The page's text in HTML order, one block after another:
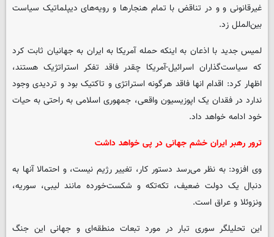
غیرقانونی و و در تناقض با تمام هنجارها و رویه‌های دیپلماتیک سیاست
بین‌الملل زد.
لمیس جدید با اذعان به اینکه حمله آمریکا به ایران به جهانیان ثابت کرد
که سیاست‌گذاران اسرائیل-آمریکا چقدر فاقد تفکر استراتژیک هستند،
اظهار کرد: اقدام انها فاقد هرگونه استراتژی و تاکتیک بود و تردیدی وجود
ندارد در فقدان یک اپوزیسیون واقعی، جمهوری اسلامی به راحتی به حیات
خود ادامه خواهد داد.
ترور رهبر ایران خشم جهانی در پی خواهد داشت
وی افزود: به نظر می‌رسد دستور کار، تغییر رژیم نیست، و احتمالا آنها به
دنبال یک دولت ضعیف، تکه‌تکه و شکست‌خورده مانند لیبی، سوریه،
ونزوئلا و عراق است.
این تحلیلگر سوری تبار در مورد تبعات منطقه‌ای و جهانی این جنگ